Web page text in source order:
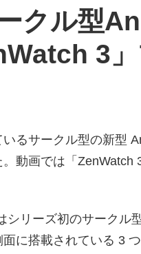
ー
クル型
3
るサークル型の新型
動画では「
シリーズ初のサーク
に搭載されている 3